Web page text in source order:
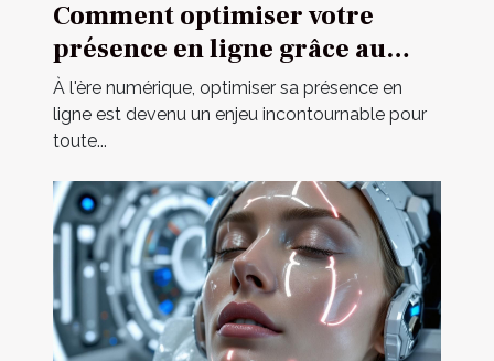
Comment optimiser votre
présence en ligne grâce au
marketing digital ?
À l'ère numérique, optimiser sa présence en
ligne est devenu un enjeu incontournable pour
toute...